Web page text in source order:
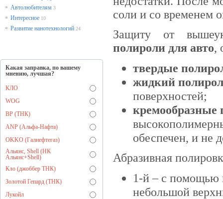
* Автолюбителям 3
* Интересное 10
* Развитие нанотехнологий 24
Какая заправка, по вашему
мнению, лучшая?
КЛО
WOG
BP (ТНК)
ANP (Альфа-Нафта)
OKKO (Галнефтегаз)
Альянс, Shell (НК
Альянс+Shell)
Кло (джоббер ТНК)
Золотой Гепард (ТНК)
Лукойл
соли и со временем
Защиту от
полироли для авто,
твердые
жидкий
поверхностей;
кремообразные
обеспечен, и не
Абразивная
1-й–с помощью
небольшой